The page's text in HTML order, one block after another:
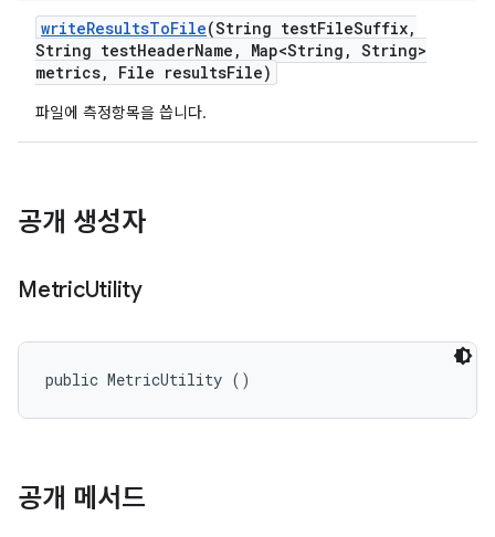
writeResultsToFile(String testFileSuffix,
String testHeaderName , Map<String , String>
metrics, File resultsFile)
파일에 측정항목을 씁니다.
공개 생성자
MetricUtility
public MetricUtility ()
공개 메서드